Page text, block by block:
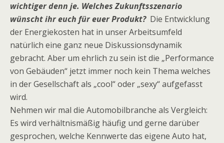
wichtiger denn je. Welches Zukunftsszenario
wünscht ihr euch für euer Produkt? Die Entwicklung
der Energiekosten hat in unser Arbeitsumfeld
natürlich eine ganz neue Diskussionsdynamik
gebracht. Aber um ehrlich zu sein ist die „Performance
von Gebäuden“ jetzt immer noch kein Thema welches
in der Gesellschaft als „cool“ oder „sexy“ aufgefasst
wird.
Nehmen wir mal die Automobilbranche als Vergleich:
Es wird verhältnismäßig häufig und gerne darüber
gesprochen, welche Kennwerte das eigene Auto hat,